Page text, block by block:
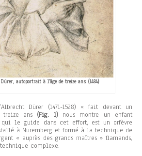
autoportrait à l’âge de treize ans (1484)
Dürer (1471-1528) « fait devant un
ans (Fig. 1)nous montre un enfant
qui le guide dans cet effort, est un orfèvre
à Nuremberg et formé à la technique de
« auprès des grands maîtres » flamands,
complexe.